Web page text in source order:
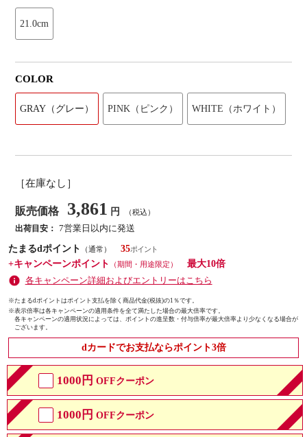
21.0cm
COLOR
GRAY（グレー） PINK（ピンク） WHITE（ホワイト）
［在庫なし］
販売価格 3,861 円 （税込）
出荷目安： 7営業日以内に発送
たまるdポイント
（通常）
35
+キャンペーンポイント
（期間・用途限定）
最大10倍
各キャンペーン詳細およびエントリーはこちら
※たまるdポイントはポイント支払を除く商品代金(税抜)の1％です。
※表示倍率は各キャンペーンの適用条件を全て満たした場合の最大倍率です。
各キャンペーンの適用状況によっては、ポイントの進呈数・付与倍率が最大倍率より少なくなる場合が
ございます。
dカードでお支払ならポイント3倍
1000円 OFFクーポン
1000円 OFFクーポン